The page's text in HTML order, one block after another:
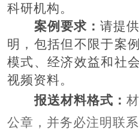
科研机构。
案例要求：请提供
明，包括但不限于案例
模式、经济效益和社
视频资料。
报送材料格式：
公章，并务必注明联